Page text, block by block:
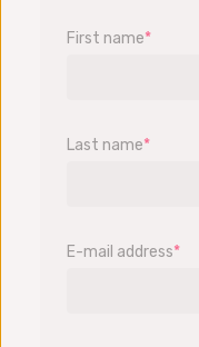
First name*
Last name*
E-mail address*